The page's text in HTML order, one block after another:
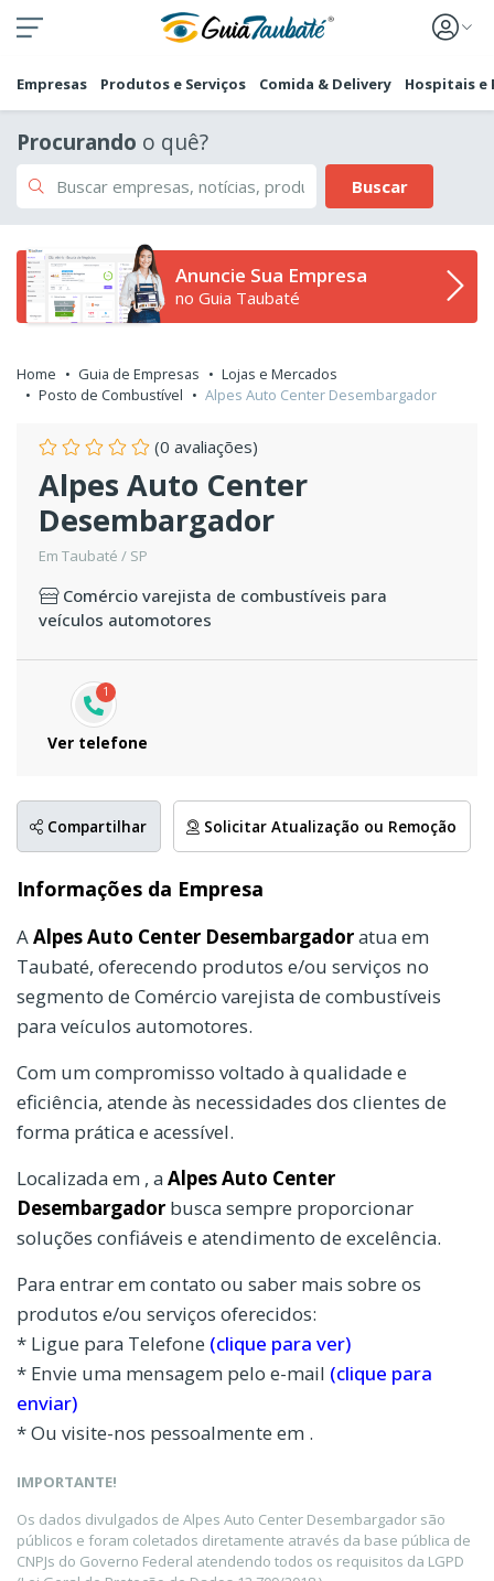
Empresas Produtos e Serviços Comida & Delivery Hospitais e
Procurando o quê?
Buscar
Anuncie Sua Empresa
no Guia Taubaté
Home Guia de Empresas
Lojas e Mercados
Posto de Combustível
Alpes Auto Center Desembargador
(0 avaliações)
Alpes Auto Center
Desembargador
Em Taubaté / SP
Comércio varejista de combustíveis para
veículos automotores
1
Ver telefone
Compartilhar Solicitar Atualização ou Remoção
Informações da Empresa
A Alpes Auto Center Desembargadoratua em
Taubaté, oferecendo produtos e/ou serviços no
segmento de Comércio varejista de combustíveis
para veículos automotores.
Com um compromisso voltado à qualidade e
eficiência, atende às necessidades dos clientes de
forma prática e acessível.
Localizada em , a Alpes Auto Center
Desembargador busca sempre proporcionar
soluções confiáveis e atendimento de excelência.
Para entrar em contato ou saber mais sobre os
produtos e/ou serviços oferecidos:
* Ligue para Telefone (clique para ver)
* Envie uma mensagem pelo e-mail (clique para
enviar)
* Ou visite-nos pessoalmente em .
IMPORTANTE!
Os dados divulgados de Alpes Auto Center Desembargador são
públicos e foram coletados diretamente através da base pública de
CNPJs do Governo Federal atendendo todos os requisitos da LGPD